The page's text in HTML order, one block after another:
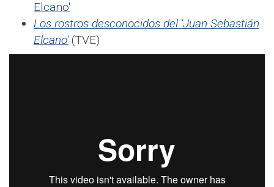
Elcano'
Los rostros desconocidos del 'Juan Sebastián
Elcano'(TVE)